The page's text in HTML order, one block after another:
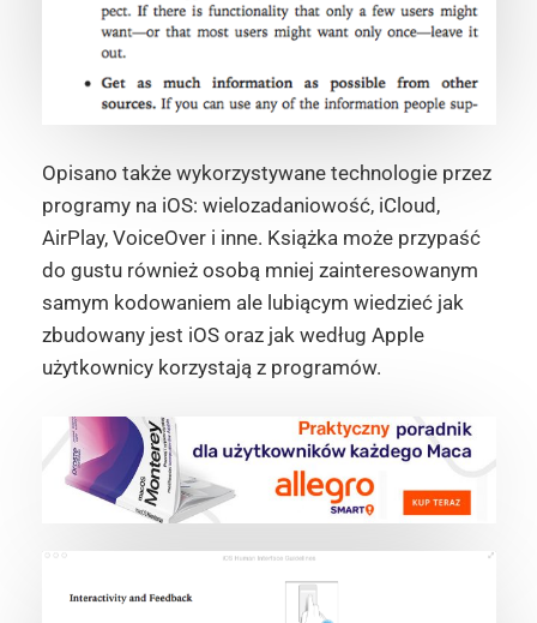
Opisano także wykorzystywane technologie przez
programy na iOS: wielozadaniowość, iCloud,
AirPlay, VoiceOver i inne. Książka może przypaść
do gustu również osobą mniej zainteresowanym
samym kodowaniem ale lubiącym wiedzieć jak
zbudowany jest iOS oraz jak według Apple
użytkownicy korzystają z programów.